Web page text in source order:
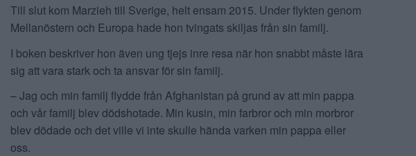
Till slut kom Marzieh till Sverige, helt ensam 2015. Under flykten genom
Mellanöstern och Europa hade hon tvingats skiljas från sin familj.
I boken beskriver hon även ung tjejs inre resa när hon snabbt måste lära
sig att vara stark och ta ansvar för sin familj.
– Jag och min familj flydde från Afghanistan på grund av att min pappa
och vår familj blev dödshotade. Min kusin, min farbror och min morbror
blev dödade och det ville vi inte skulle hända varken min pappa eller
oss.